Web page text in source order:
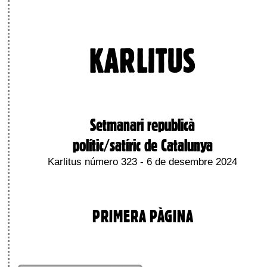
KARLITUS
Setmanari republicà
polític/satíric de Catalunya
Karlitus número 323 - 6 de desembre 2024
PRIMERA PÀGINA